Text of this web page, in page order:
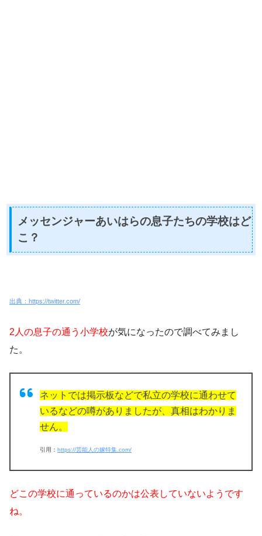
メッセンジャーあいはらの息子たちの学校はど
こ？
出典：https://twitter.com/
2人の息子の通う小学校が気になったので調べてみまし
た。
ネットでは掲示板などで私立の学校に通わせて
いるなどの噂がありましたが、真相はわかりま
せん。
引用： https://芸能人の嫁特集.com/
どこの学校に通っているのかは公表していないようです
ね。